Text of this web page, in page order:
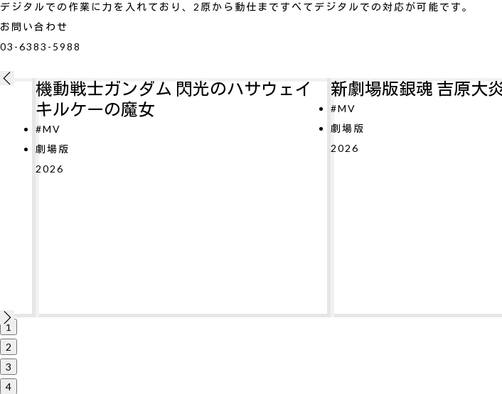
デジタルでの作業に力を入れており、2原から動仕まですべてデジタルでの対応が可能です。
お問い合わせ
03-6383-5988
新劇場版銀魂 吉原大炎上
#MV
劇場版
2026
パリに咲くエトワール
#MV
劇場版
2026
1
2
3
4